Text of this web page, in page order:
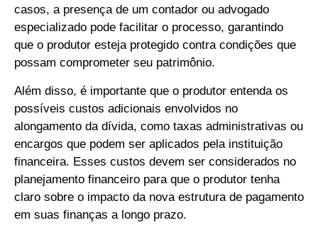
casos, a presença de um contador ou advogado
especializado pode facilitar o processo, garantindo
que o produtor esteja protegido contra condições que
possam comprometer seu patrimônio.
Além disso, é importante que o produtor entenda os
possíveis custos adicionais envolvidos no
alongamento da dívida, como taxas administrativas ou
encargos que podem ser aplicados pela instituição
financeira. Esses custos devem ser considerados no
planejamento financeiro para que o produtor tenha
claro sobre o impacto da nova estrutura de pagamento
em suas finanças a longo prazo.